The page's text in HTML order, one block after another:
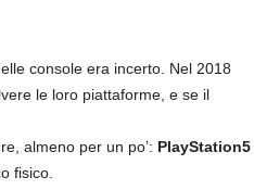
console era incerto. Nel 2018
le loro piattaforme, e se il
almeno per un po’: PlayStation5
fisico.